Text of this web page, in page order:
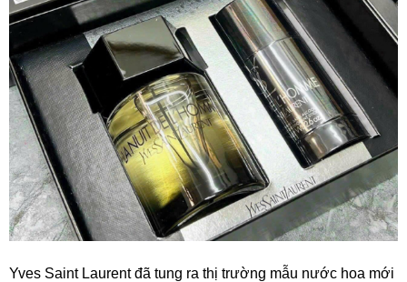
Yves Saint Laurent đã tung ra thị trường mẫu nước hoa mới